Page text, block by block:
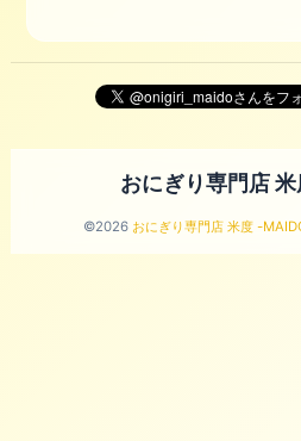
おにぎり専門店
©2026 おにぎり専門店 米度 -